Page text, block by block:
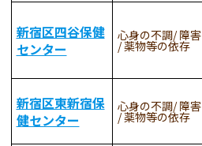
新宿区四谷保健
センター
心身の不調 障害
薬物等の依存
新宿区東新宿保
健センター
心身の不調 障害
薬物等の依存